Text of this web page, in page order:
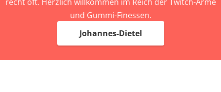
recht oft. Herzlich willkommen im Reich der Twitch-Arme
und Gummi-Finessen.
Johannes-Dietel